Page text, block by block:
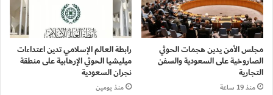
مجلس الأمن يدين هجمات الحوثي
الصاروخية على السعودية والسفن
التجارية
منذ 19 ساعة
رابطة العالم الإسلامي تدين اعتداءات
ميليشيا الحوثي الإرهابية على منطقة
نجران السعودية
منذ يومين